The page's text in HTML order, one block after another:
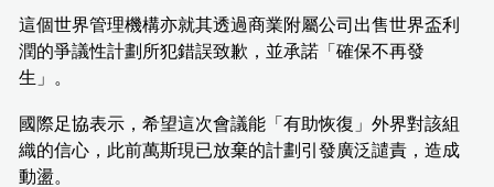
這個世界管理機構亦就其透過商業附屬公司出售世界盃利
潤的爭議性計劃所犯錯誤致歉，並承諾「確保不再發
生」。
國際足協表示，希望這次會議能「有助恢復」外界對該組
織的信心，此前萬斯現已放棄的計劃引發廣泛譴責，造成
動盪。